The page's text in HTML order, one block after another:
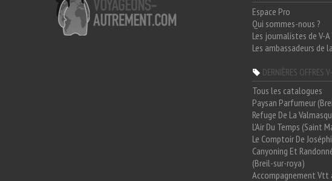
Espace Pro
Qui sommes-nous ?
Les journalistes de V-A
Les ambassadeurs de
DERNIÈRES OFFRES
Tous les catalogues
Paysan Parfumeur
Refuge De La
L'Air Du Temps (Saint
Le Comptoir De
Canyoning Et
(Breil-sur-roya)
Accompagnement Vtt